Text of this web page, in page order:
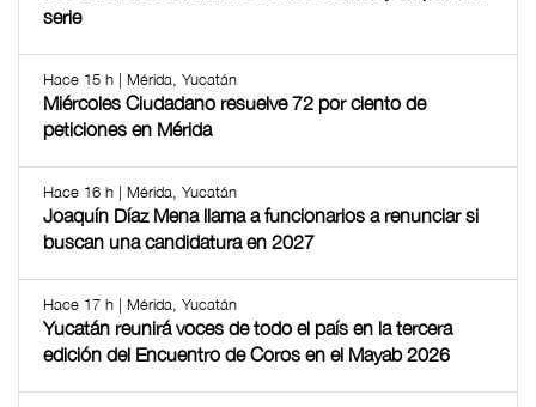
serie
Hace 15 h | Mérida, Yucatán
Miércoles Ciudadano resuelve 72 por ciento de
peticiones en Mérida
Hace 16 h | Mérida, Yucatán
Joaquín Díaz Mena llama a funcionarios a renunciar si
buscan una candidatura en 2027
Hace 17 h | Mérida, Yucatán
Yucatán reunirá voces de todo el país en la tercera
edición del Encuentro de Coros en el Mayab 2026